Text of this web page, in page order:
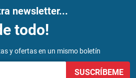
newsletter...
todo!
y ofertas en un mismo boletín
SUSCRÍBEME